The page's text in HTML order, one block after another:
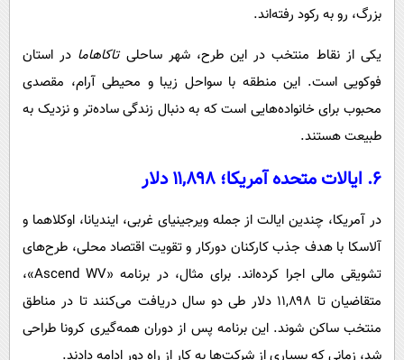
بزرگ، رو به رکود رفته‌اند.
یکی از نقاط منتخب در این طرح، شهر ساحلیتاکاهاما در استان
فوکویی است. این منطقه با سواحل زیبا و محیطی آرام، مقصدی
محبوب برای خانواده‌هایی است که به دنبال زندگی ساده‌تر و نزدیک به
طبیعت هستند.
۶. ایالات متحده آمریکا؛ ۱۱,۸۹۸ دلار
در آمریکا، چندین ایالت از جمله ویرجینیای غربی، ایندیانا، اوکلاهما و
آلاسکا با هدف جذب کارکنان دورکار و تقویت اقتصاد محلی، طرح‌های
تشویقی مالی اجرا کرده‌اند. برای مثال، در برنامه «Ascend WV»،
متقاضیان تا ۱۱,۸۹۸ دلار طی دو سال دریافت می‌کنند تا در مناطق
منتخب ساکن شوند. این برنامه پس از دوران همه‌گیری کرونا طراحی